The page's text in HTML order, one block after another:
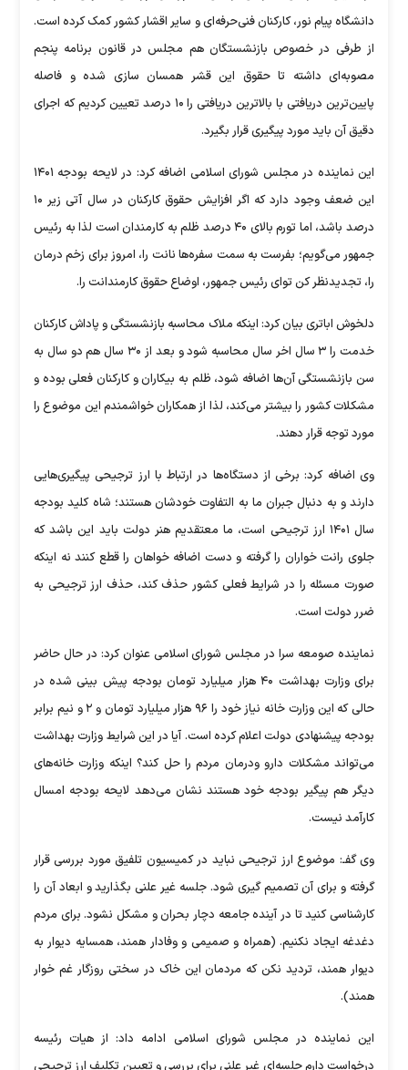
دانشگاه پیام نور، کارکنان فنی‌حرفه‌ای و سایر اقشار کشور کمک کرده است.
از طرفی در خصوص بازنشستگان هم مجلس در قانون برنامه پنجم
مصوبه‌ای داشته تا حقوق این قشر همسان سازی شده و فاصله
پایین‌ترین دریافتی با بالاترین دریافتی را ۱۰ درصد تعیین کردیم که اجرای
دقیق آن باید مورد پیگیری قرار بگیرد.
این نماینده در مجلس شورای اسلامی اضافه کرد: در لایحه بودجه ۱۴۰۱
این ضعف وجود دارد که اگر افزایش حقوق کارکنان در سال آتی زیر ۱۰
درصد باشد، اما تورم بالای ۴۰ درصد ظلم به کارمندان است لذا به رئیس
جمهور می‌گویم؛ بفرست به سمت سفره‌ها نانت را، امروز برای زخم درمان
را، تجدیدنظر کن تو‌ای رئیس جمهور، اوضاع حقوق کارمندانت را.
دلخوش اباتری بیان کرد: اینکه ملاک محاسبه بازنشستگی و پاداش کارکنان
خدمت را ۳ سال اخر سال محاسبه شود و بعد از ۳۰ سال هم دو سال به
سن بازنشستگی آن‌ها اضافه شود، ظلم به بیکاران و کارکنان فعلی بوده و
مشکلات کشور را بیشتر می‌کند، لذا از همکاران خواشمندم این موضوع را
مورد توجه قرار دهند.
وی اضافه کرد: برخی از دستگاه‌ها در ارتباط با ارز ترجیحی پیگیری‌هایی
دارند و به دنبال جبران ما به التفاوت خودشان هستند؛ شاه کلید بودجه
سال ۱۴۰۱ ارز ترجیحی است، ما معتقدیم هنر دولت باید این باشد که
جلوی رانت خواران را گرفته و دست اضافه خواهان را قطع کنند نه اینکه
صورت مسئله را در شرایط فعلی کشور حذف کند، حذف ارز ترجیحی به
ضرر دولت است.
نماینده صومعه سرا در مجلس شورای اسلامی عنوان کرد: در حال حاضر
برای وزارت بهداشت ۴۰ هزار میلیارد تومان بودجه پیش بینی شده در
حالی که این وزارت خانه نیاز خود را ۹۶ هزار میلیارد تومان و ۲ و نیم برابر
بودجه پیشنهادی دولت اعلام کرده است. آیا در این شرایط وزارت بهداشت
می‌تواند مشکلات دارو ودرمان مردم را حل کند؟ اینکه وزارت خانه‌های
دیگر هم پیگیر بودجه خود هستند نشان می‌دهد لایحه بودجه امسال
کارآمد نیست.
وی گفـ: موضوع ارز ترجیحی نباید در کمیسیون تلفیق مورد بررسی قرار
گرفته و برای آن تصمیم گیری شود. جلسه غیر علنی بگذارید و ابعاد آن را
کارشناسی کنید تا در آینده جامعه دچار بحران و مشکل نشود. برای مردم
دغدغه ایجاد نکنیم. (همراه و صمیمی و وفادار همند، همسایه دیوار به
دیوار همند، تردید نکن که مردمان این خاک در سختی روزگار غم خوار
همند).
این نماینده در مجلس شورای اسلامی ادامه داد: از هیات رئیسه